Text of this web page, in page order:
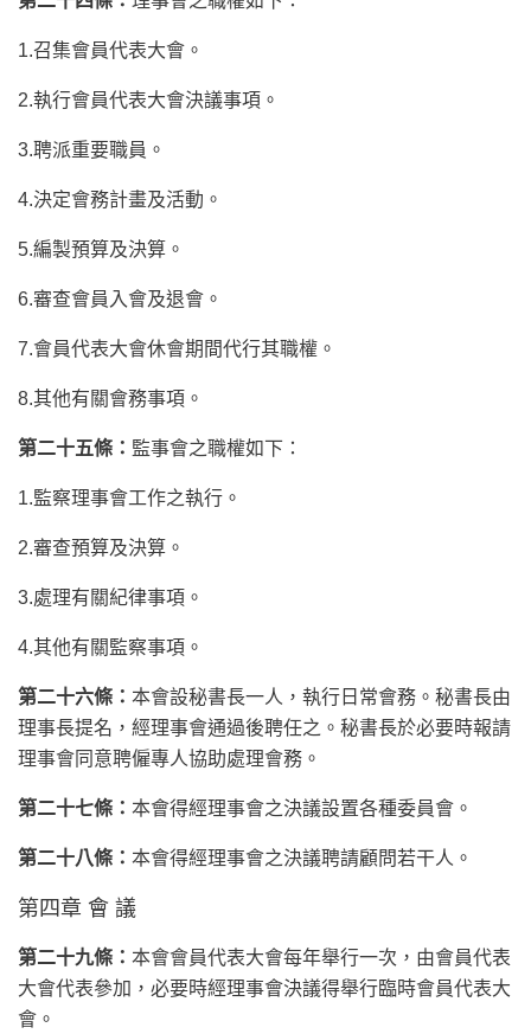
1.召集會員代表大會。
2.執行會員代表大會決議事項。
3.聘派重要職員。
4.決定會務計畫及活動。
5.編製預算及決算。
6.審查會員入會及退會。
7.會員代表大會休會期間代行其職權。
8.其他有關會務事項。
第二十五條： 監事會之職權如下：
1.監察理事會工作之執行。
2.審查預算及決算。
3.處理有關紀律事項。
4.其他有關監察事項。
第二十六條： 本會設秘書長一人，執行日常會務。秘書長由
理事長提名，經理事會通過後聘任之。秘書長於必要時報請
理事會同意聘僱專人協助處理會務。
第二十七條： 本會得經理事會之決議設置各種委員會。
第二十八條： 本會得經理事會之決議聘請顧問若干人。
第四章 會 議
第二十九條： 本會會員代表大會每年舉行一次，由會員代表
大會代表參加，必要時經理事會決議得舉行臨時會員代表大
會。